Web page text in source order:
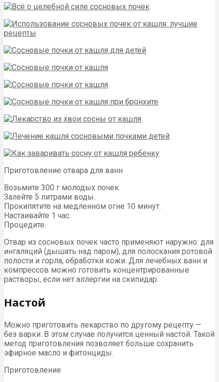
Приготовление отвара для ванн
Возьмите 300 г молодых почек.
Залейте 5 литрами воды.
Прокипятите на медленном огне 10 минут.
Настаивайте 1 час.
Процедите.
Отвар из сосновых почек часто применяют наружно: для
ингаляций (дышать над паром), для полоскания ротовой
полости и горла, обработки кожи. Для лечебных ванн и
компрессов можно готовить концентрированные
растворы, если нет аллергии на скипидар.
Настой
Можно приготовить лекарство по другому рецепту —
без варки. В этом случае получится ценный настой. Такой
метод приготовления позволяет больше сохранить
эфирное масло и фитонциды.
Приготовление